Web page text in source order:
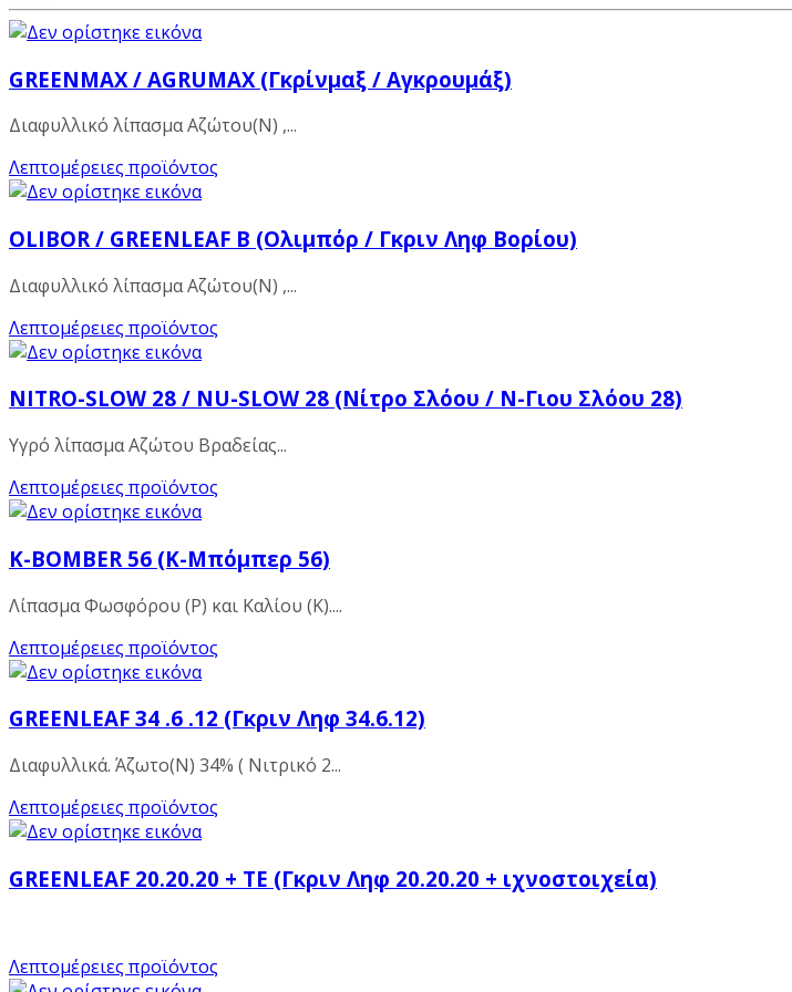
GREENMAX / AGRUMAX (Γκρίνμαξ / Αγκρουμάξ)
Διαφυλλικό λίπασμα Αζώτου(Ν) ,...
Λεπτομέρειες προϊόντος
ΟLIBOR / GREENLEAF B (Ολιμπόρ / Γκριν Ληφ Βορίου)
Διαφυλλικό λίπασμα Αζώτου(Ν) ,...
Λεπτομέρειες προϊόντος
NITRO-SLOW 28 / NU-SLOW 28 (Νίτρο Σλόου / Ν-Γιου Σλόου 28)
Υγρό λίπασμα Αζώτου Βραδείας...
Λεπτομέρειες προϊόντος
K-BOMBER 56 (Κ-Μπόμπερ 56)
Λίπασμα Φωσφόρου (Ρ) και Καλίου (Κ)....
Λεπτομέρειες προϊόντος
GREENLEAF 34 .6 .12 (Γκριν Ληφ 34.6.12)
Διαφυλλικά. Άζωτο(Ν) 34% ( Νιτρικό 2...
Λεπτομέρειες προϊόντος
GREENLEAF 20.20.20 + ΤΕ (Γκριν Ληφ 20.20.20 + ιχνοστοιχεία)
Λεπτομέρειες προϊόντος